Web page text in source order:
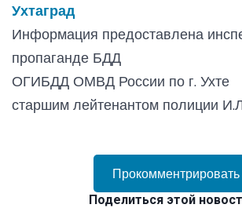
Ухтаград
Информация предоставлена
пропаганде БДД
ОГИБДД ОМВД России по г. Ухте
старшим лейтенантом полиции
Прокомментрировать
Поделиться этой